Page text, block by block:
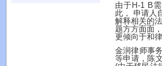
由于H-1 B
此， 申请人
解释相关的
题方方面面
更倾向于和
金润律师事
等申请，陈